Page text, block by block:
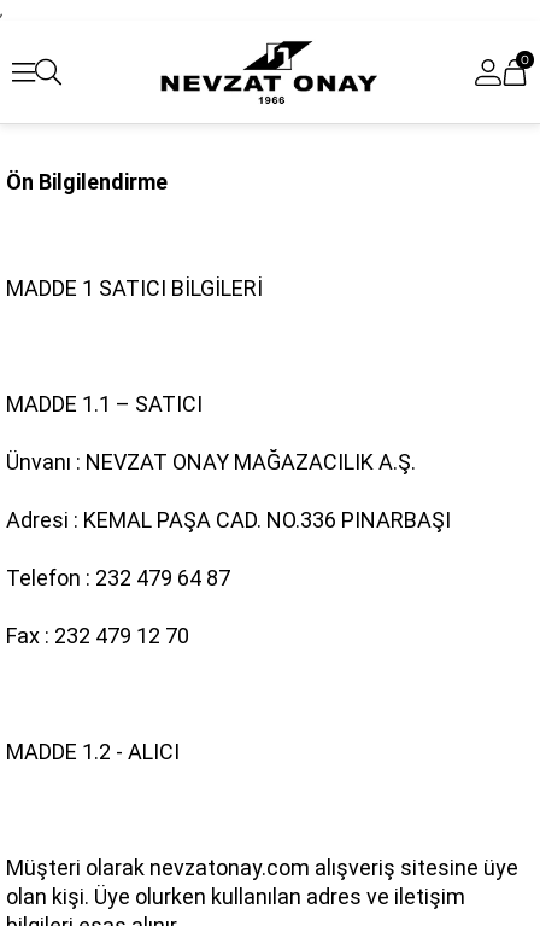
,
0
Ön Bilgilendirme
MADDE 1 SATICI BİLGİLERİ
MADDE 1.1 – SATICI
Ünvanı : NEVZAT ONAY MAĞAZACILIK A.Ş.
Adresi : KEMAL PAŞA CAD. NO.336 PINARBAŞI
Telefon : 232 479 64 87
Fax : 232 479 12 70
MADDE 1.2 - ALICI
Müşteri olarak nevzatonay.com alışveriş sitesine üye
olan kişi. Üye olurken kullanılan adres ve iletişim